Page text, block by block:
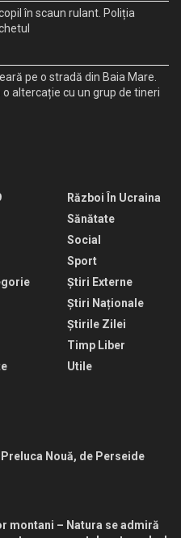
în scaun rulant. Poliția
pe o stradă din Baia Mare.
altercație cu un grup de tineri
Război În Ucraina
Sănătate
Social
Sport
Știri Externe
Știri Naționale
Știrile Zilei
Timp Liber
Utile
Nouă, de Perseide
montani – Natura se admiră